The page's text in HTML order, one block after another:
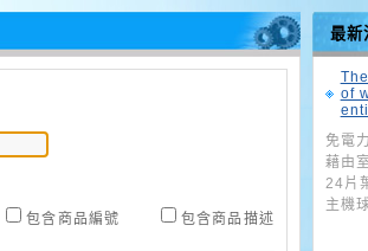
最新
of
免電
藉由
24片
主機
包含商品編號 包含商品描述